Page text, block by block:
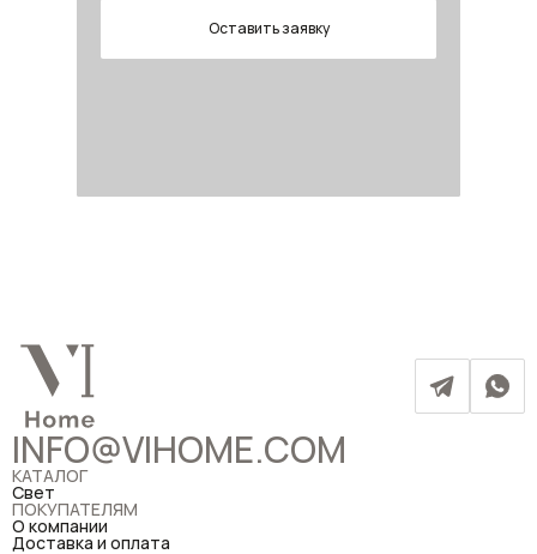
Оставить заявку
INFO@VIHOME.COM
КАТАЛОГ
Свет
ПОКУПАТЕЛЯМ
О компании
Доставка и оплата